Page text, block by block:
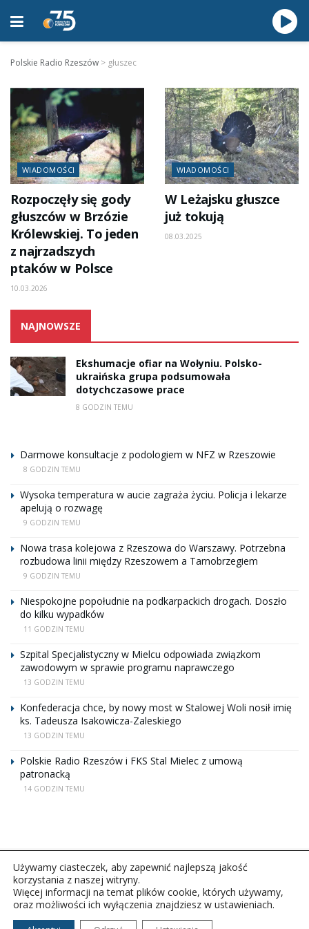
Polskie Radio Rzeszów > głuszec
WIADOMOŚCI
Rozpoczęły się gody
głuszców w Brzózie
Królewskiej. To jeden
z najrzadszych
ptaków w Polsce
10.03.2026
WIADOMOŚCI
W Leżajsku głuszce
już tokują
08.03.2025
NAJNOWSZE
Ekshumacje ofiar na Wołyniu. Polsko-
ukraińska grupa podsumowała
dotychczasowe prace
8 GODZIN TEMU
Darmowe konsultacje z podologiem w NFZ w Rzeszowie
8 GODZIN TEMU
Wysoka temperatura w aucie zagraża życiu. Policja i lekarze
apelują o rozwagę
9 GODZIN TEMU
Nowa trasa kolejowa z Rzeszowa do Warszawy. Potrzebna
rozbudowa linii między Rzeszowem a Tarnobrzegiem
9 GODZIN TEMU
Niespokojne popołudnie na podkarpackich drogach. Doszło
do kilku wypadków
11 GODZIN TEMU
Szpital Specjalistyczny w Mielcu odpowiada związkom
zawodowym w sprawie programu naprawczego
13 GODZIN TEMU
Konfederacja chce, by nowy most w Stalowej Woli nosił imię
ks. Tadeusza Isakowicza-Zaleskiego
13 GODZIN TEMU
Polskie Radio Rzeszów i FKS Stal Mielec z umową
patronacką
14 GODZIN TEMU
Copyright © 2026Polskie Radio Rzeszów S.A. w likwidacj.
Używamy ciasteczek, aby zapewnić najlepszą jakość
korzystania z naszej witryny.
Więcej informacji na temat plików cookie, których używamy,
oraz możliwości ich wyłączenia znajdziesz w ustawieniach.